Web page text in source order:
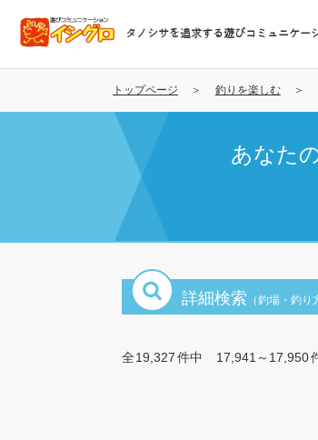
コ
テ
タノシサを追求する遊びコミュニケー
トップページ 釣りを楽しむ
あなた
詳細検索 （釣場・釣り
全19,327件中 17,941～17,950